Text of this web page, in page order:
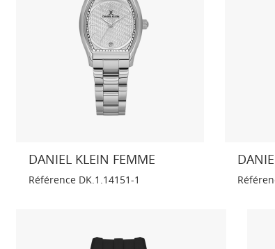
DANIEL KLEIN FEMME
Référence DK.1.14151-1